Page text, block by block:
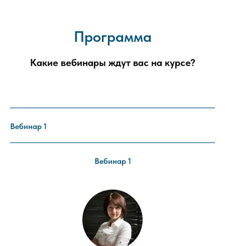
Программа
Какие вебинары ждут вас на курсе?
Вебинар 1
Вебинар 1